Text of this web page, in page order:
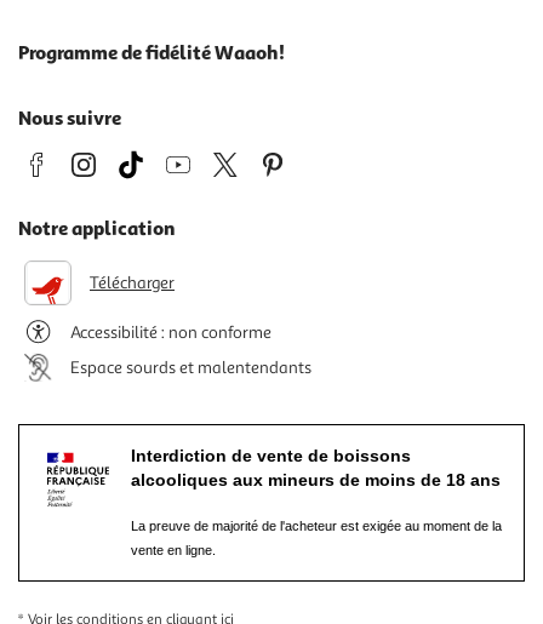
Programme de fidélité Waaoh!
Nous suivre
Notre application
Télécharger
Accessibilité : non conforme
Espace sourds et malentendants
Interdiction de vente de boissons
alcooliques aux mineurs de moins de 18 ans
La preuve de majorité de l'acheteur est exigée au moment de la
vente en ligne.
* Voir les conditions en cliquant ici